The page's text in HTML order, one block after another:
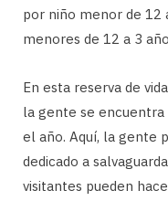
por niño menor de 12
menores de 12 a 3
En esta reserva de
la gente se
el año. Aquí, la gente
dedicado a
visitantes pueden